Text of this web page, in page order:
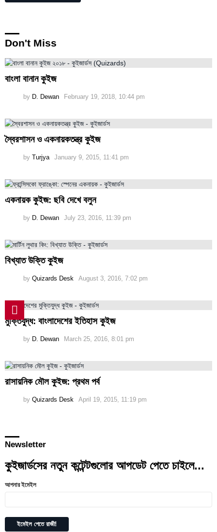
Don't Miss
বাংলা বানান কুইজ
by D. Dewan February 19, 2018, 10:44 pm
স্বৈরশাসন ও একনায়কতন্ত্র কুইজ
by Turjya January 9, 2015, 11:41 pm
একনায়ক কুইজ: ছবি দেখে বলুন
by D. Dewan July 23, 2016, 11:39 pm
বিখ্যাত উক্তি কুইজ
by Quizards Desk August 3, 2016, 7:02 pm
মুক্তিযুদ্ধ: বাংলাদেশের ইতিহাস কুইজ
by D. Dewan March 25, 2016, 8:01 pm
রাসায়নিক মৌল কুইজ: প্রথম পর্ব
by Quizards Desk April 19, 2015, 11:19 pm
Newsletter
কুইজার্ডসের নতুন কন্টেন্টগুলোর আপডেট পেতে চাইলে...
আপনার ইমেইল